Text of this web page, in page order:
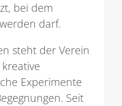
bei dem
darf.
steht der Verein
Experimente
Seit